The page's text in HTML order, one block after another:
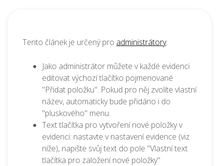
Tento článek je určený pro administrátory.
Jako administrátor můžete v každé evidenci
editovat výchozí tlačítko pojmenované
"Přidat položku". Pokud pro něj zvolíte vlastní
název, automaticky bude přidáno i do
"pluskového" menu.
Text tlačítka pro vytvoření nové položky v
evidenci: nastavte v nastavení evidence (viz
níže), napište svůj text do pole "Vlastní text
tlačítka pro založení nové položky"